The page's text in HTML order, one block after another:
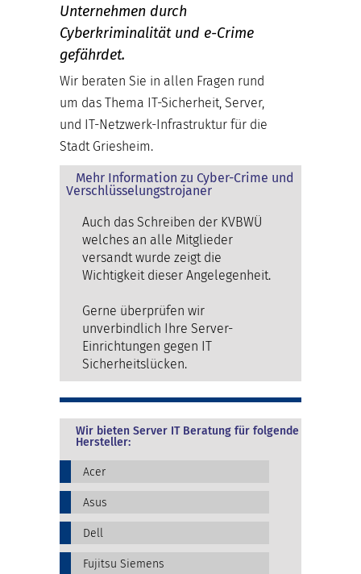
Unternehmen durch
Cyberkriminalität und e-Crime
gefährdet.
Wir beraten Sie in allen Fragen rund
um das Thema IT-Sicherheit, Server,
und IT-Netzwerk-Infrastruktur für die
Stadt Griesheim.
Mehr Information zu Cyber-Crime und
Verschlüsselungstrojaner
Auch das Schreiben der KVBWÜ
welches an alle Mitglieder
versandt wurde zeigt die
Wichtigkeit dieser Angelegenheit.
Gerne überprüfen wir
unverbindlich Ihre Server-
Einrichtungen gegen IT
Sicherheitslücken.
Wir bieten Server IT Beratung für folgende
Hersteller:
Acer
Asus
Dell
Fujitsu Siemens